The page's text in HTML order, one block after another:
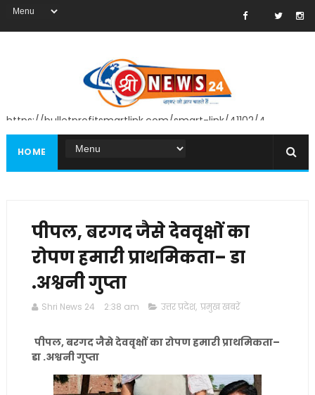
https://bulletprofitsmartlink.com/smart-link/41102/4
HOME
पीपल, बरगद जैसे देववृक्षों का
रोपण हमारी प्राथमिकता– डा
.अश्वनी गुप्ता
Shri News 24 2:38 am उत्तर प्रदेश, प्रमुख खबरें
पीपल, बरगद जैसे देववृक्षों का रोपण हमारी प्राथमिकता–
डा .अश्वनी गुप्ता